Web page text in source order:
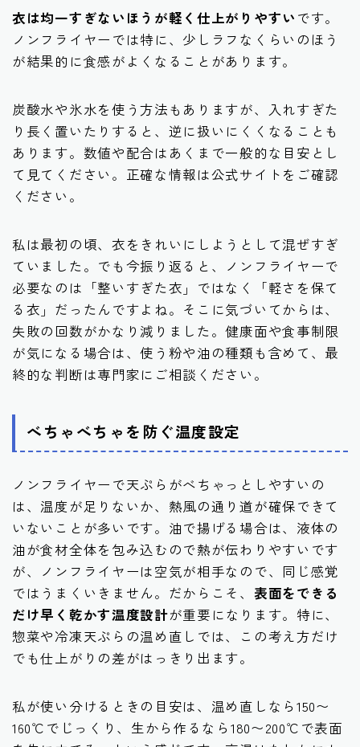
衣は均一すぎないほうが軽く仕上がりやすい です。
ノンフライヤーでは特に、少しラフなくらいのほう
が結果的に食感がよくなることがあります。
炭酸水や氷水を使う方法もありますが、入れすぎた
り長く置いたりすると、逆に扱いにくくなることも
あります。数値や配合はあくまで一般的な目安とし
て見てください。正確な情報は公式サイトをご確認
ください。
私は最初の頃、衣をきれいにしようとして混ぜすぎ
ていました。でも今振り返ると、ノンフライヤーで
必要なのは「整いすぎた衣」ではなく「軽さを保て
る衣」だったんですよね。そこに気づいてからは、
失敗の回数がかなり減りました。健康面や食事制限
が気になる場合は、使う粉や油の種類も含めて、最
終的な判断は専門家にご相談ください。
べちゃべちゃを防ぐ温度設定
ノンフライヤーで天ぷらがべちゃっとしやすいの
は、温度が足りないか、熱風の通り道が確保できて
いないことが多いです。油で揚げる場合は、液体の
油が食材全体を包み込むので熱が伝わりやすいです
が、ノンフライヤーは空気が相手なので、同じ感覚
ではうまくいきません。だからこそ、 表面をできる
だけ早く乾かす温度設計が重要になります。特に、
惣菜や冷凍天ぷらの温め直しでは、この考え方だけ
でも仕上がりの差がはっきり出ます。
私が使い分けるときの目安は、温め直しなら150〜
160℃でじっくり、生から作るなら180〜200℃で表面